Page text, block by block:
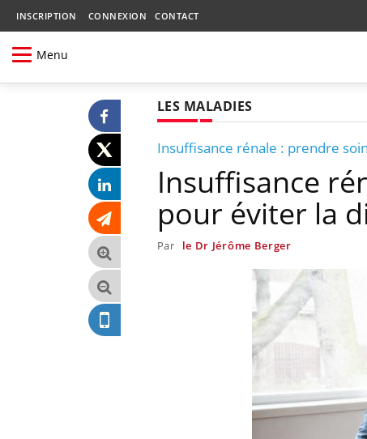
INSCRIPTION CONNEXION CONTACT
Menu
LES MALADIES
Insuffisance rénale : prendre
Insuffisance
pour éviter la
Par le Dr Jérôme Berger